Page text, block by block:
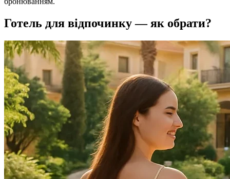
Готель для відпочинку — як обрати?